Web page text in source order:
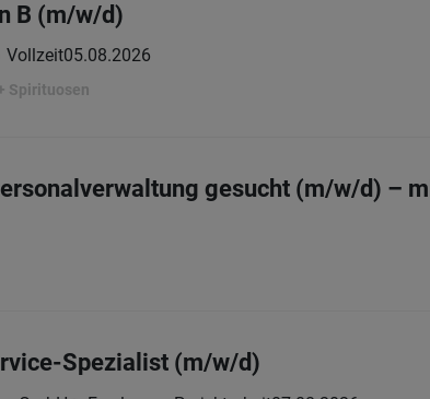
B (m/w/d)
Vollzeit05.08.2026
Spirituosen
gesucht (m/w/d) –
Spezialist (m/w/d)